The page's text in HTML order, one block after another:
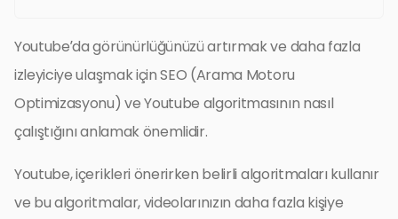
Youtube’da görünürlüğünüzü artırmak ve daha fazla
izleyiciye ulaşmak için SEO (Arama Motoru
Optimizasyonu) ve Youtube algoritmasının nasıl
çalıştığını anlamak önemlidir.
Youtube, içerikleri önerirken belirli algoritmaları kullanır
ve bu algoritmalar, videolarınızın daha fazla kişiye